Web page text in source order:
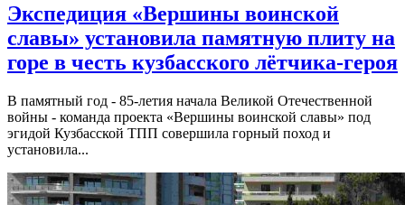
Экспедиция «Вершины воинской
славы» установила памятную плиту на
горе в честь кузбасского лётчика-героя
В памятный год - 85-летия начала Великой Отечественной
войны - команда проекта «Вершины воинской славы» под
эгидой Кузбасской ТПП совершила горный поход и
установила...